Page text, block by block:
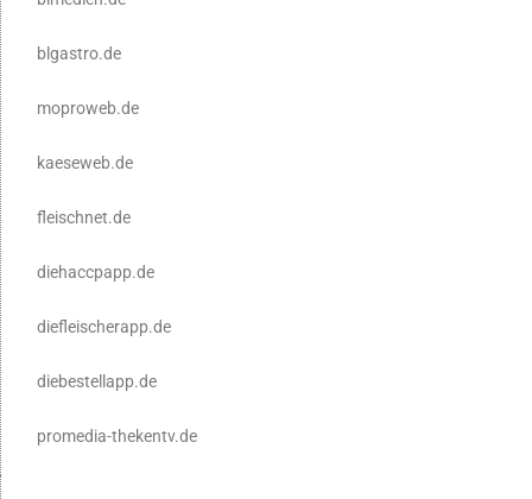
blgastro.de
moproweb.de
kaeseweb.de
fleischnet.de
diehaccpapp.de
diefleischerapp.de
diebestellapp.de
promedia-thekentv.de